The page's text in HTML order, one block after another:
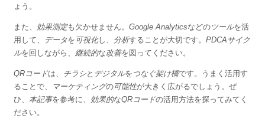
ょう。
また、 効果測定も欠かせません。 Google Analyticsなどの ツールを活
用して、
データを 可視化し、 分析することが大切です。 PDCAサイク
ルを回しながら、 継続的な改善を図ってください。
QRコードは、 チラシと デジタルを つなぐ架け橋です。うまく活用す
ることで、
マーケティングの可能性が大きく広がるでしょう。ぜ
ひ、 本記事を参考に、 効果的なQRコードの活用方法を探ってみてく
ださい。